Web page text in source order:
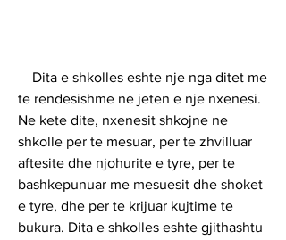
te rendesishme ne jeten e nje nxenesi.
Ne kete dite, nxenesit shkojne ne
shkolle per te mesuar, per te zhvilluar
aftesite dhe njohurite e tyre, per te
bashkepunuar me mesuesit dhe shoket
e tyre, dhe per te krijuar kujtime te
bukura. Dita e shkolles eshte gjithashtu